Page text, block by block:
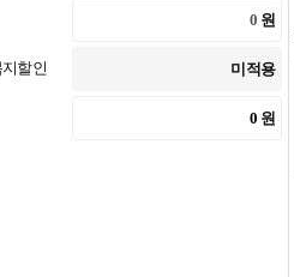
원
지할인 미적용
원